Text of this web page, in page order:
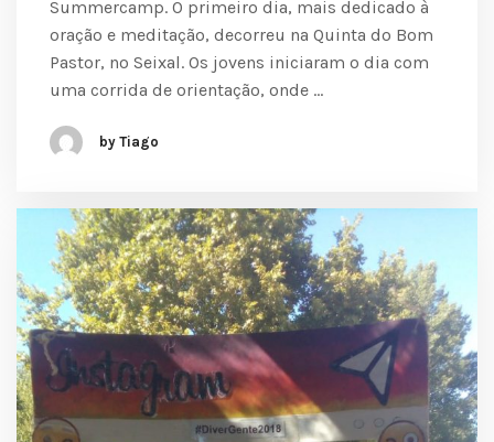
Summercamp. O primeiro dia, mais dedicado à
oração e meditação, decorreu na Quinta do Bom
Pastor, no Seixal. Os jovens iniciaram o dia com
uma corrida de orientação, onde …
by Tiago